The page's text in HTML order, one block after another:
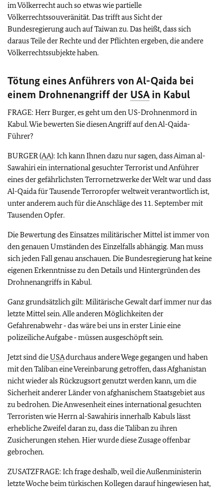
im Völkerrecht auch so etwas wie partielle
Völkerrechtssouveränität. Das trifft aus Sicht der
Bundesregierung auch auf Taiwan zu. Das heißt, dass sich
daraus Teile der Rechte und der Pflichten ergeben, die andere
Völkerrechtssubjekte haben.
Tötung eines Anführers von Al-Qaida bei
einem Drohnenangriff der USAin Kabul
FRAGE: Herr Burger, es geht um den US-Drohnenmord in
Kabul. Wie bewerten Sie diesen Angriff auf den Al-Qaida-
Führer?
BURGER (AA): Ich kann Ihnen dazu nur sagen, dass Aiman al-
Sawahiri ein international gesuchter Terrorist und Anführer
eines der gefährlichsten Terrornetzwerke der Welt war und dass
Al-Qaida für Tausende Terroropfer weltweit verantwortlich ist,
unter anderem auch für die Anschläge des 11. September mit
Tausenden Opfer.
Die Bewertung des Einsatzes militärischer Mittel ist immer von
den genauen Umständen des Einzelfalls abhängig. Man muss
sich jeden Fall genau anschauen. Die Bundesregierung hat keine
eigenen Erkenntnisse zu den Details und Hintergründen des
Drohnenangriffs in Kabul.
Ganz grundsätzlich gilt: Militärische Gewalt darf immer nur das
letzte Mittel sein. Alle anderen Möglichkeiten der
Gefahrenabwehr ‑ das wäre bei uns in erster Linie eine
polizeiliche Aufgabe ‑ müssen ausgeschöpft sein.
Jetzt sind dieUSAdurchaus andere Wege gegangen und haben
mit den Taliban eine Vereinbarung getroffen, dass Afghanistan
nicht wieder als Rückzugsort genutzt werden kann, um die
Sicherheit anderer Länder von afghanischem Staatsgebiet aus
zu bedrohen. Die Anwesenheit eines international gesuchten
Terroristen wie Herrn al-Sawahiris innerhalb Kabuls lässt
erhebliche Zweifel daran zu, dass die Taliban zu ihren
Zusicherungen stehen. Hier wurde diese Zusage offenbar
gebrochen.
ZUSATZFRAGE: Ich frage deshalb, weil die Außenministerin
letzte Woche beim türkischen Kollegen darauf hingewiesen hat,